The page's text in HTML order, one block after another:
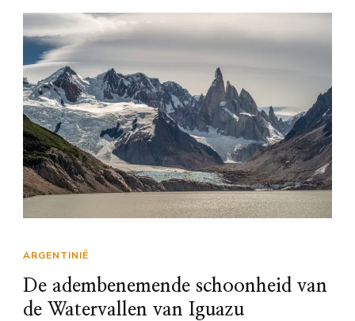
ARGENTINIË
De adembenemende schoonheid van
de Watervallen van Iguazu